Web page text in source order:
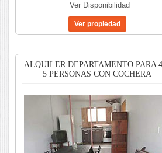
Ver Disponibilidad
ALQUILER DEPARTAMENTO PARA
5 PERSONAS CON COCHERA